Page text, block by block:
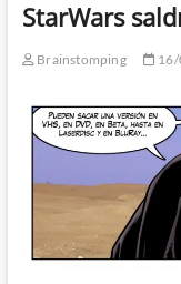
StarWars
Brainstomping